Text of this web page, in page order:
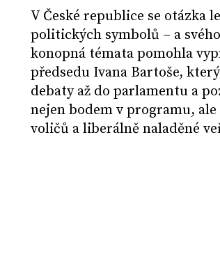
V České republice se otázka
politických symbolů – a
konopná témata pomohla
předsedu Ivana Bartoše,
debaty až do parlamentu a
nejen bodem v programu,
voličů a liberálně naladěné